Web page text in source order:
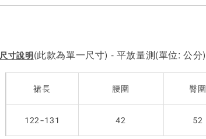
尺寸說明(此款為單一尺寸) - 平放量測(單位: 公分)
裙長 腰圍 臀圍
122-131 42 52